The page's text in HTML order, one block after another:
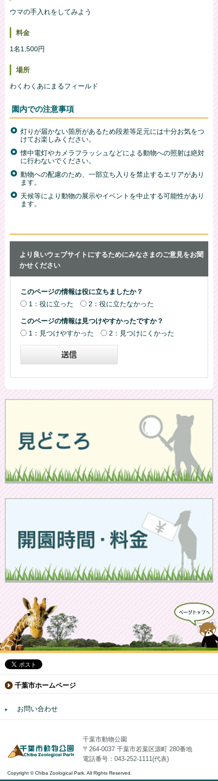
ウマの手入れをしてみよう
料金
1名1,500円
場所
わくわくあにまるフィールド
園内での注意事項
灯りが届かない箇所があるため段差等足元には十分お気をつ
けてお楽しみください。
懐中電灯やカメラフラッシュなどによる動物への照射は絶対
に行わないでください。
動物への配慮のため、一部立ち入りを禁止するエリアがあり
ます。
天候等により動物の展示やイベントを中止する可能性があり
ます。
より良いウェブサイトにするためにみなさまのご意見をお聞
かせください
このページの情報は役に立ちましたか？
1：役に立った
2：役に立たなかった
このページの情報は見つけやすかったですか？
1：見つけやすかった
2：見つけにくかった
千葉市ホームページ
お問い合わせ
千葉市動物公園
〒264-0037 千葉市若葉区源町 280番地
電話番号：043-252-1111(代表)
Copyright © Chiba Zoological Park. All Rights Reserved.